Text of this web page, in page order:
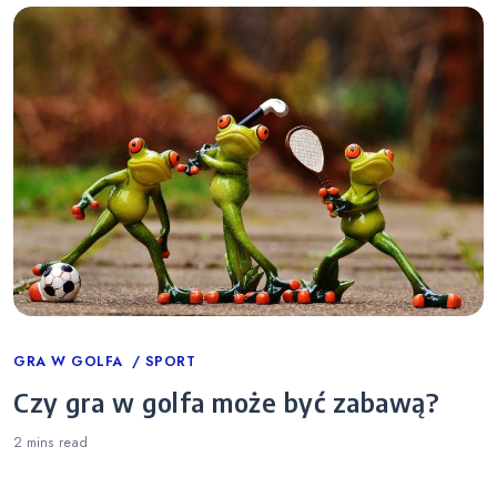
Categories
GRA W GOLFA SPORT
Czy gra w golfa może być zabawą?
2 mins read